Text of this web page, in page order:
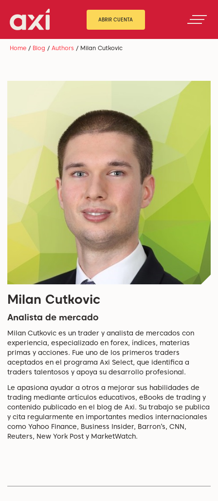
ABRIR CUENTA
Home / Blog / Authors / Milan Cutkovic
Milan Cutkovic
Analista de mercado
Milan Cutkovic es un trader y analista de mercados con
experiencia, especializado en forex, índices, materias
primas y acciones. Fue uno de los primeros traders
aceptados en el programa Axi Select, que identifica a
traders talentosos y apoya su desarrollo profesional.
Le apasiona ayudar a otros a mejorar sus habilidades de
trading mediante artículos educativos, eBooks de trading y
contenido publicado en el blog de Axi. Su trabajo se publica
y cita regularmente en importantes medios internacionales
como Yahoo Finance, Business Insider, Barron’s, CNN,
Reuters, New York Post y MarketWatch.